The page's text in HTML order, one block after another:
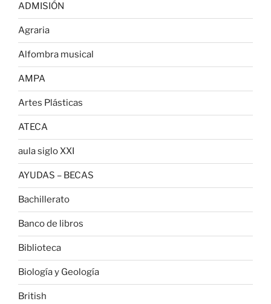
ADMISIÓN
Agraria
Alfombra musical
AMPA
Artes Plásticas
ATECA
aula siglo XXI
AYUDAS – BECAS
Bachillerato
Banco de libros
Biblioteca
Biología y Geología
British